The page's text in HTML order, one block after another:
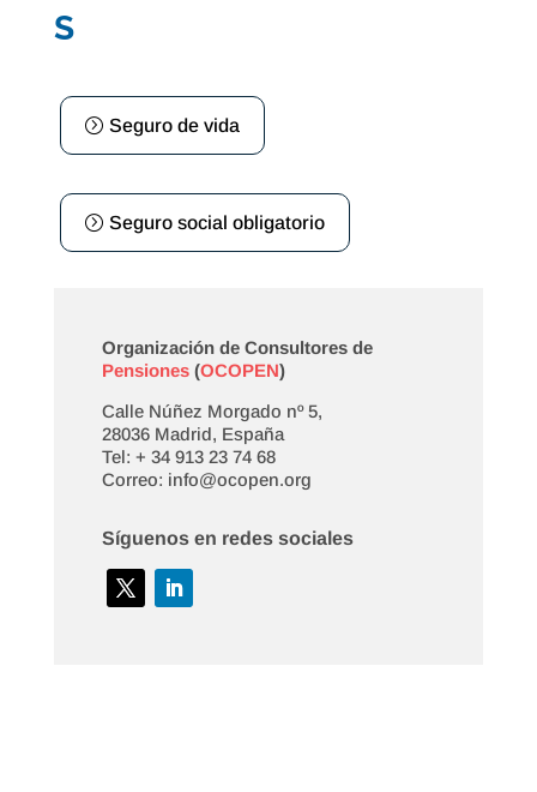
S
Seguro de vida
Seguro social obligatorio
Organización de Consultores de
Pensiones(OCOPEN)
Calle Núñez Morgado nº 5,
28036 Madrid, España
Tel: + 34 913 23 74 68
Correo: info@ocopen.org
Síguenos en redes sociales